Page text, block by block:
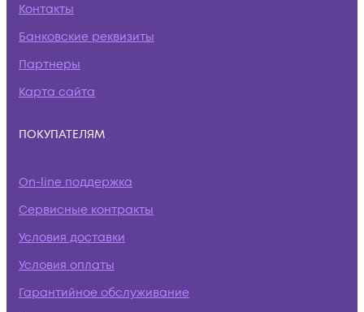
Контакты
Банковские реквизиты
Партнеры
Карта сайта
ПОКУПАТЕЛЯМ
On-line поддержка
Сервисные контракты
Условия доставки
Условия оплаты
Гарантийное обслуживание